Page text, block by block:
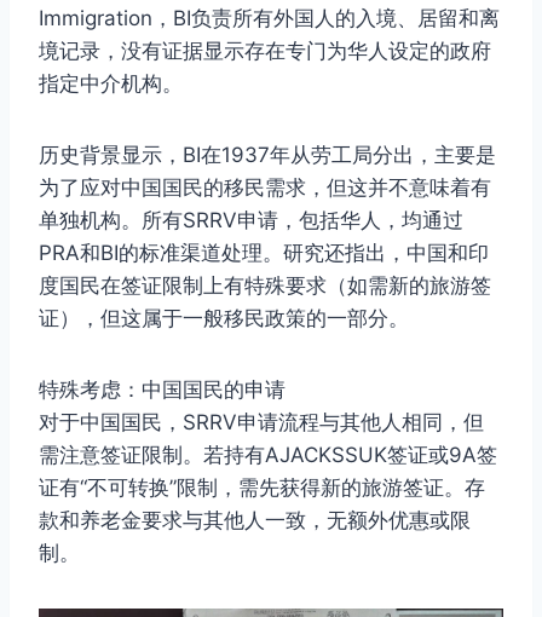
Immigration，BI负责所有外国人的入境、居留和离
境记录，没有证据显示存在专门为华人设定的政府
指定中介机构。
历史背景显示，BI在1937年从劳工局分出，主要是
为了应对中国国民的移民需求，但这并不意味着有
单独机构。所有SRRV申请，包括华人，均通过
PRA和BI的标准渠道处理。研究还指出，中国和印
度国民在签证限制上有特殊要求（如需新的旅游签
证），但这属于一般移民政策的一部分。
特殊考虑：中国国民的申请
对于中国国民，SRRV申请流程与其他人相同，但
需注意签证限制。若持有AJACKSSUK签证或9A签
证有“不可转换”限制，需先获得新的旅游签证。存
款和养老金要求与其他人一致，无额外优惠或限
制。